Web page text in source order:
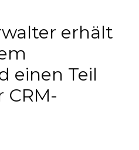
erhält
einen Teil
CRM-